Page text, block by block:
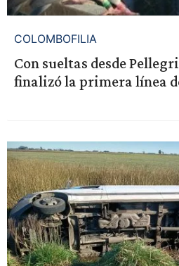
COLOMBOFILIA
Con sueltas desde
finalizó la primera línea